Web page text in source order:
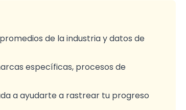
de la industria y datos de
específicas, procesos de
a ayudarte a rastrear tu progreso